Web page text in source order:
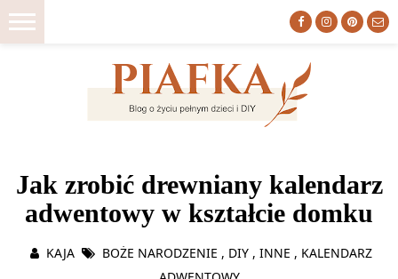
DIY
WNĘTRZA
DO DRUKU
ORGANIZACJA
Jak zrobić drewniany kalendarz
adwentowy w kształcie domku
KAJA BOŻE NARODZENIE , DIY , INNE , KALENDARZ